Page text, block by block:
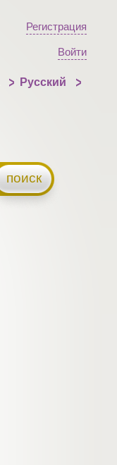
Регистрация
Войти
Русский
поиск